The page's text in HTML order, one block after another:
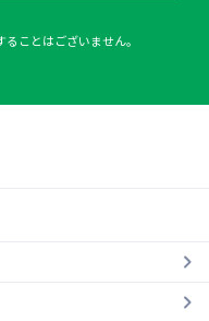
ことはございません。